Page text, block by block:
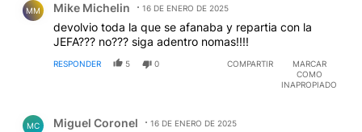
MM Mike Michelin 16 DE ENERO DE 2025
devolvio toda la que se afanaba y repartia con la
JEFA??? no??? siga adentro nomas!!!!
RESPONDER 5 0 COMPARTIR
MARCAR
COMO
INAPROPIADO
MC Miguel Coronel 16 DE ENERO DE 2025